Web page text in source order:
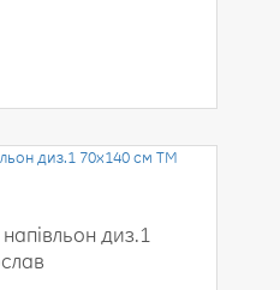
диз.1